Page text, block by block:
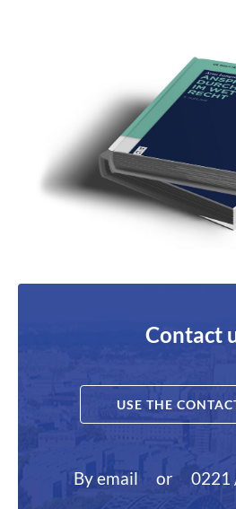
Contact
USE THE
By email or 0221